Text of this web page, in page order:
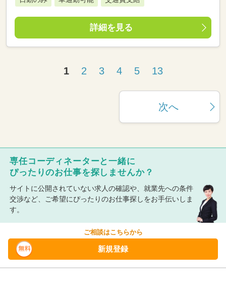
詳細を見る
1 2 3 4 5 13
次へ
専任コーディネーターと一緒に
ぴったりのお仕事を探しませんか？
サイトに公開されていない求人の確認や、就業先への条件
交渉など、ご希望にぴったりのお仕事探しをお手伝いしま
す。
ご相談はこちらから
新規登録